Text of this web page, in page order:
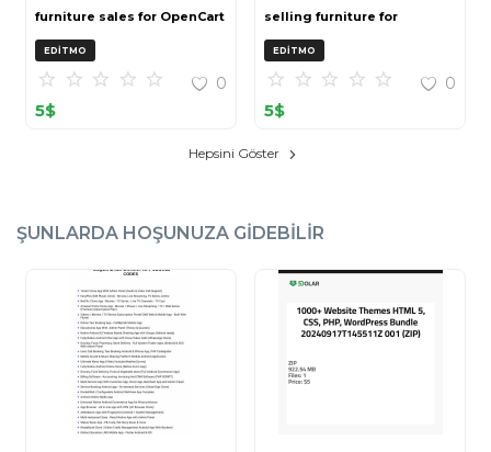
furniture sales for OpenCart
3 (ZIP)
EDITMO
0
5$
selling furniture for
OpenCart 3 (ZIP)
EDITMO
0
5$
Hepsini Göster
ŞUNLARDA HOŞUNUZA GIDEBILIR